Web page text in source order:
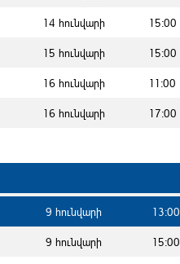
14 հունվարի 15:00
15 հունվարի 15:00
16 հունվարի 11:00
16 հունվարի 17:00
9 հունվարի 13:00
9 հունվարի 15:00